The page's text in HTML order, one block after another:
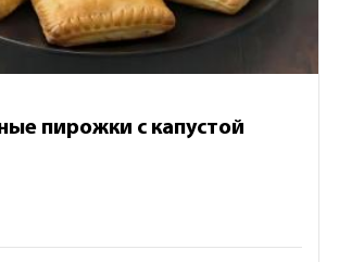
пирожки с капустой